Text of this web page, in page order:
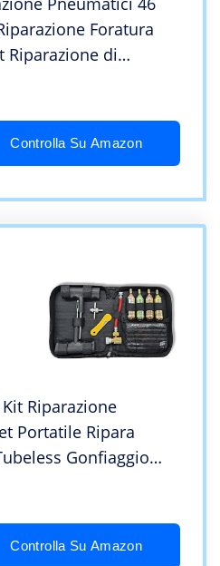
Foratura
Riparazione di
Ripara
Controlla Su Amazon
Riparazione
Portatile Ripara
Gonfiaggio
Senza Camera
Quad con 4
Controlla Su Amazon